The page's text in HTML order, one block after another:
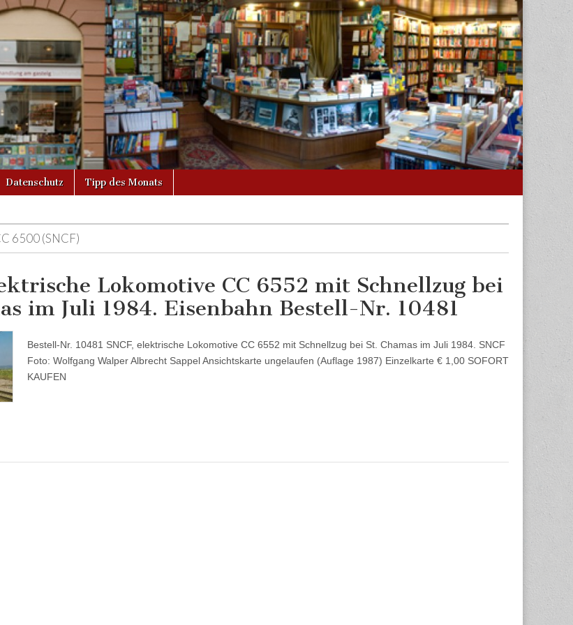
Datenschutz Tipp des Monats
6500 (SNCF)
Lokomotive CC 6552 mit Schnellzug bei
im Juli 1984. Eisenbahn Bestell-Nr. 10481
Bestell-Nr. 10481 SNCF, elektrische Lokomotive CC 6552 mit Schnellzug bei St. Chamas im Juli 1984. SNCF
Foto: Wolfgang Walper Albrecht Sappel Ansichtskarte ungelaufen (Auflage 1987) Einzelkarte € 1,00 SOFORT
KAUFEN